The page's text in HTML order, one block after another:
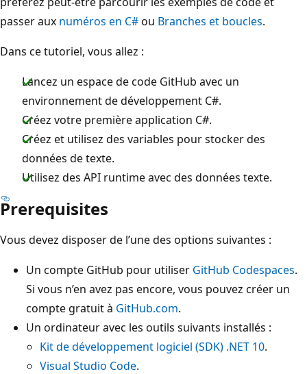
passer aux numéros en C#ou Branches et boucles.
Dans ce tutoriel, vous allez :
Lancez un espace de code GitHub avec un
environnement de développement C#.
Créez votre première application C#.
Créez et utilisez des variables pour stocker des
données de texte.
Utilisez des API runtime avec des données texte.
Prerequisites
Vous devez disposer de l’une des options suivantes :
Un compte GitHub pour utiliser GitHub Codespaces.
Si vous n’en avez pas encore, vous pouvez créer un
compte gratuit à GitHub.com.
Un ordinateur avec les outils suivants installés :
Kit de développement logiciel (SDK) .NET 10.
Visual Studio Code.